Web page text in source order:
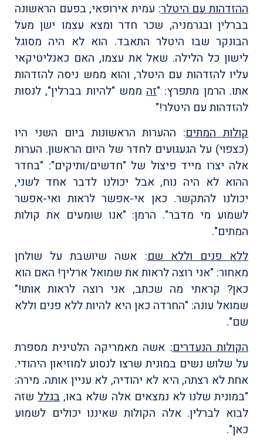
ההזדהות עם היטלר: עמית אירופאי, בפעם הראשונה
בברלין ובגרמניה, שכר חדר ומצא עצמו ישן מעל
הבונקר שבו היטלר התאבד. הוא לא היה מסוגל
לישון כל הלילה. שאל את עצמו, האם כאנליטיקאי
עליו להזדהות עם היטלר, והוא ממש ניסה להזדהות
אתו. הרמן מתפרץ: "זהממש "להיות בברלין", לנסות
להזדהות עם היטלר!"
קולות המתים: ההערות הראשונות ביום השני היו
(כצפוי) על הגעגועים לחדר של היום הראשון. הערות
אלה יצרו מייד פיצול של "חדשים/ותיקים": "בחדר
ההוא לא היה נוח, אבל יכולנו לדבר אחד לשני,
יכולנו להתקשר. כאן אי-אפשר לראות ואי-אפשר
לשמוע מי מדבר". הרמן: "אנו שומעים את קולות
המתים".
ללא פנים וללא שם: אשה שיושבת על שולחן
מאחור: "אני רוצה לראות את שמואל ארליך! האם הוא
כאן? קראתי מה שכתב, אני רוצה לראות אותו!"
שמואל עונה: "החרדה כאן היא להיות ללא פנים וללא
שם".
הקולות הנעדרים: אשה מאמריקה הלטינית מספרת
על שלוש נשים במונית שרצו לנסוע למוזיאון היהודי.
אחת לא רצתה, היא לא יהודיה, לא עניין אותה. מירה:
"במונית שלנו לא נמצאים אלה שלא באו, בגלל שזה
לבוא לברלין. אלה הקולות שאיננו יכולים לשמוע
כאן".